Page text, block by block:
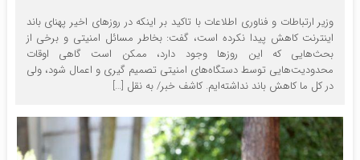
وزیر ارتباطات و فناوری اطلاعات با تاکید بر اینکه در روزهای اخیر پهنای باند
اینترنت کاهش پیدا نکرده است، گفت: بخاطر مسائل امنیتی و برخی از
بحث‌هایی که این روزها وجود دارد، ممکن است گاهی اوقات
محدودیت‌هایی توسط دستگاه‌های امنیتی تصمیم گیری و اعمال شود، ولی
در کل ما کاهش باند نداشته‌ایم. کاشف خبر/ به نقل […]